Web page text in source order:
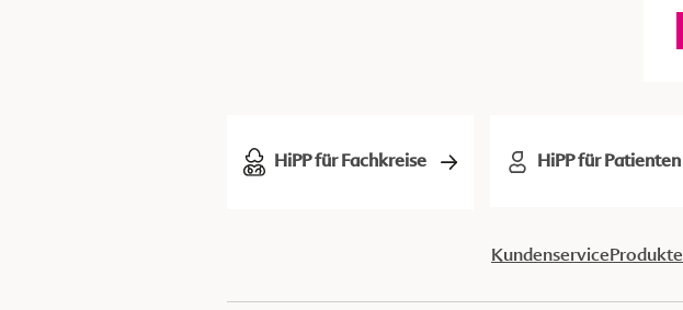
HiPP für Fachkreise HiPP für Patienten
KundenserviceProdukte